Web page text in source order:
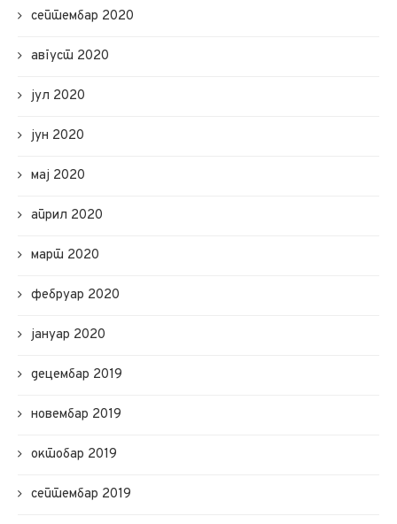
септембар 2020
август 2020
јул 2020
јун 2020
мај 2020
април 2020
март 2020
фебруар 2020
јануар 2020
децембар 2019
новембар 2019
октобар 2019
септембар 2019